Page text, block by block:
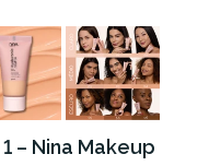
– Nina Makeup